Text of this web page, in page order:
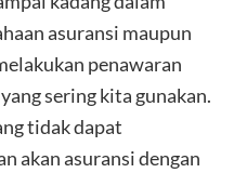
asuransi maupun
penawaran
yang sering kita gunakan.
tidak dapat
akan asuransi dengan